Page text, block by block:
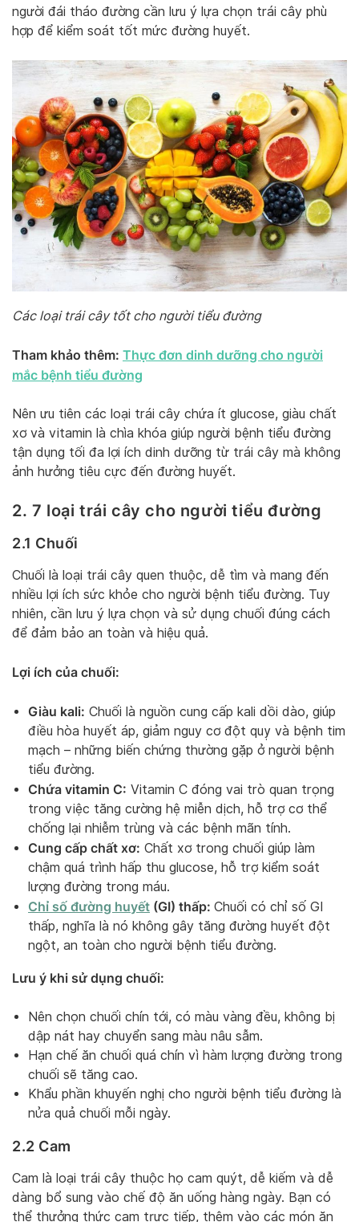
người đái tháo đường cần lưu ý lựa chọn trái cây phù
hợp để kiểm soát tốt mức đường huyết.
Các loại trái cây tốt cho người tiểu đường
Tham khảo thêm: Thực đơn dinh dưỡng cho người
mắc bệnh tiểu đường
Nên ưu tiên các loại trái cây chứa ít glucose, giàu chất
xơ và vitamin là chìa khóa giúp người bệnh tiểu đường
tận dụng tối đa lợi ích dinh dưỡng từ trái cây mà không
ảnh hưởng tiêu cực đến đường huyết.
2. 7 loại trái cây cho người tiểu đường
2.1 Chuối
Chuối là loại trái cây quen thuộc, dễ tìm và mang đến
nhiều lợi ích sức khỏe cho người bệnh tiểu đường. Tuy
nhiên, cần lưu ý lựa chọn và sử dụng chuối đúng cách
để đảm bảo an toàn và hiệu quả.
Lợi ích của chuối:
Giàu kali: Chuối là nguồn cung cấp kali dồi dào, giúp
điều hòa huyết áp, giảm nguy cơ đột quỵ và bệnh tim
mạch – những biến chứng thường gặp ở người bệnh
tiểu đường.
Chứa vitamin C: Vitamin C đóng vai trò quan trọng
trong việc tăng cường hệ miễn dịch, hỗ trợ cơ thể
chống lại nhiễm trùng và các bệnh mãn tính.
Cung cấp chất xơ: Chất xơ trong chuối giúp làm
chậm quá trình hấp thu glucose, hỗ trợ kiểm soát
lượng đường trong máu.
Chỉ số đường huyết (GI) thấp: Chuối có chỉ số GI
thấp, nghĩa là nó không gây tăng đường huyết đột
ngột, an toàn cho người bệnh tiểu đường.
Lưu ý khi sử dụng chuối:
Nên chọn chuối chín tới, có màu vàng đều, không bị
dập nát hay chuyển sang màu nâu sẫm.
Hạn chế ăn chuối quá chín vì hàm lượng đường trong
chuối sẽ tăng cao.
Khẩu phần khuyến nghị cho người bệnh tiểu đường là
nửa quả chuối mỗi ngày.
2.2 Cam
Cam là loại trái cây thuộc họ cam quýt, dễ kiếm và dễ
dàng bổ sung vào chế độ ăn uống hàng ngày. Bạn có
thể thưởng thức cam trực tiếp, thêm vào các món ăn